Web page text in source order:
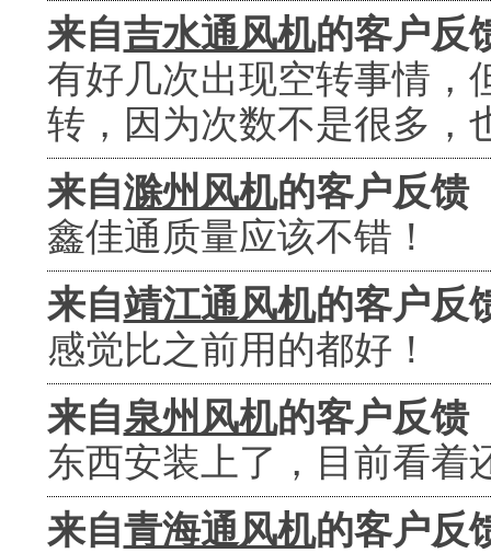
来自吉水通风机的客户反
有好几次出现空转事情，
转，因为次数不是很多，
来自滁州风机的客户反馈
鑫佳通质量应该不错！
来自靖江通风机的客户反
感觉比之前用的都好！
来自泉州风机的客户反馈
东西安装上了，目前看着
来自青海通风机的客户反